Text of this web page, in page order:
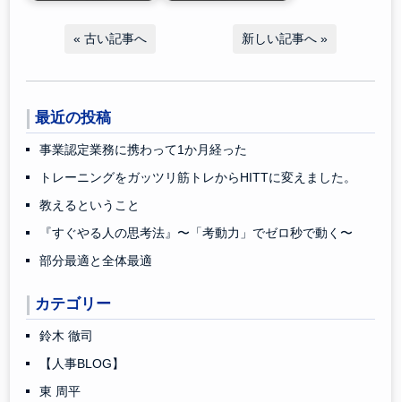
«古い記事へ 新しい記事へ»
最近の投稿
事業認定業務に携わって1か月経った
トレーニングをガッツリ筋トレからHITTに変えました。
教えるということ
『すぐやる人の思考法』〜「考動力」でゼロ秒で動く〜
部分最適と全体最適
カテゴリー
鈴木 徹司
【人事BLOG】
東 周平